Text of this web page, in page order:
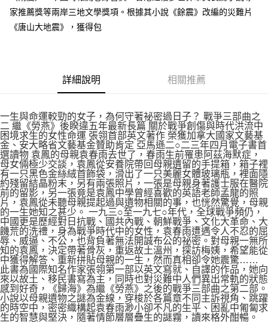
家推薦獎等兩岸三地文學獎項。根據其小說《餘震》改編的災難片
《唐山大地震》，獲得包
詳細說明 相關推薦
一生與命運較勁的女子，為何守著祕密過日子？ 戰爭三部曲之
二 繼《勞燕》後睽違五年最新長篇 關於戰爭創傷與時代洪流中
困境求生的女性命運 張翎首部英文著作 榮獲加拿大國家文藝基
金、安大略省文藝基金贊助肯定 亞馬遜二○二三年四月電子書首
選讀物 袁鳳的母親袁春雨去世了，春雨生前罹患阿茲海默症，
母女倆極少交談，袁鳳從安養院帶回母親遺留的手提箱，箱子裡
有一只黑色金絲絨首飾袋，滑出了一只美麗女體玻璃瓶，裡面隱
約殘留結晶粉末，另有兩張照片，一張是母親身著護士服在醫院
前的留影，另一張竟是袁鳳中學曾經喜歡的英語老師孟龍的照
片，袁鳳從未聽母親提起過與遺物相關的事，也恍然驚覺，母親
的一生她知之甚少。 一九三○至一九七○年代，全球戰爭頻仍，
中國更是歷經對日抗戰、國共內戰、朝鮮戰爭、文化大革命、大
饑荒的洗禮，身為戰爭時代中的女性，袁春雨遭遇令人不忍的屈
辱、威逼、不公，也背負著無法開誠布公的祕密。對母親一無所
知的袁鳳，決定帶著骨灰，重返故土溫州，探訪梅姨，希望能從
中獲得解答、重新拼貼母親的一生，然而真相卻令她震驚……
此書為國際知名作家張翎第一部以英文寫就、自譯的作品，她向
來以故土、移民書寫為主，同時也對災難中人們異出常軌的狀態
感到好奇，《歸海》為繼《勞燕》之後的戰爭三部曲之第二部。
小說以母親遺物之謎為金線，穿梭於各篇章不同主訴視角、跳躍
的時空中，密密織構起袁春雨渺小卻不凡的生平、困亂中匍匐求
生的智慧與堅決，隨著情節層層疊生的謎霧，讀來格外酣暢。